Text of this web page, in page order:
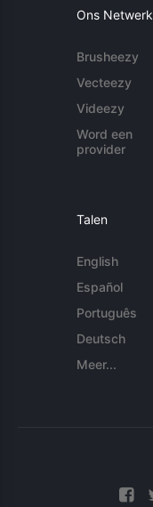
Ons Netwerk
Brusheezy
Vecteezy
Videezy
Word een
provider
Talen
English
Español
Português
Deutsch
Meer...